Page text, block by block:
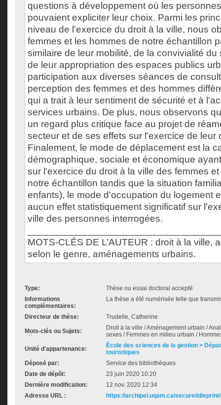
questions à développement où les
pouvaient expliciter leur choix. Parmi les
niveau de l'exercice du droit à la ville, nous
femmes et les hommes de notre échantillon
similaire de leur mobilité, de la convivialité du
de leur appropriation des espaces publics
participation aux diverses séances de
perception des femmes et des hommes
qui a trait à leur sentiment de sécurité et à
services urbains. De plus, nous observons
un regard plus critique face au projet de
secteur et de ses effets sur l'exercice de leur
Finalement, le mode de déplacement est la
démographique, sociale et économique
sur l'exercice du droit à la ville des femmes
notre échantillon tandis que la situation
enfants), le mode d'occupation du logement
aucun effet statistiquement significatif sur
ville des personnes interrogées.
MOTS-CLÉS DE L’AUTEUR : droit à la ville,
selon le genre, aménagements urbains.
Type:
Thèse ou essai doctoral accepté
Informations
complémentaires:
La thèse a été numérisée telle que
Directeur de thèse: Trudelle, Catherine
Mots-clés ou Sujets:
Droit à la ville / Aménagement urbain /
sexes / Femmes en milieu urbain /
Unité d'appartenance:
École des sciences de la gestion >
touristiques
Déposé par:
Service des bibliothèques
Date de dépôt:
23 juin 2020 10:20
Dernière modification:
12 nov. 2020 12:34
Adresse URL :
https://archipel.uqam.ca/secure/id/